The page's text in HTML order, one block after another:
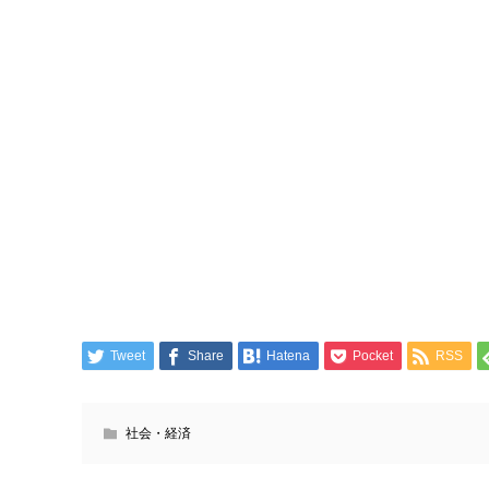
Tweet Share Hatena Pocket RSS
社会・経済